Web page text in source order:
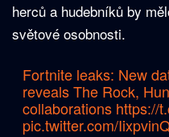
herců a hudebníků by
světové osobnosti.
Fortnite leaks: New
reveals The Rock,
collaborations https://
pic.twitter.com/